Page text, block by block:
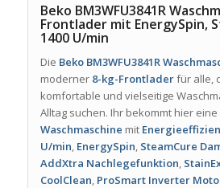
Beko BM3WFU3841R
Frontlader mit EnergySpin,
1400 U/min
Die Beko BM3WFU3841R
moderner 8-kg-Frontladerfür alle,
komfortable und vielseitige
Alltag suchen. Ihr bekommt hier
Waschmaschine mit
U/min, EnergySpin, SteamCure
AddXtra Nachlegefunktion,
CoolClean, ProSmart Inverter